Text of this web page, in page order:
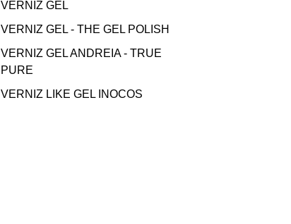
VERNIZ GEL
VERNIZ GEL - THE GEL POLISH
VERNIZ GEL ANDREIA - TRUE
PURE
VERNIZ LIKE GEL INOCOS